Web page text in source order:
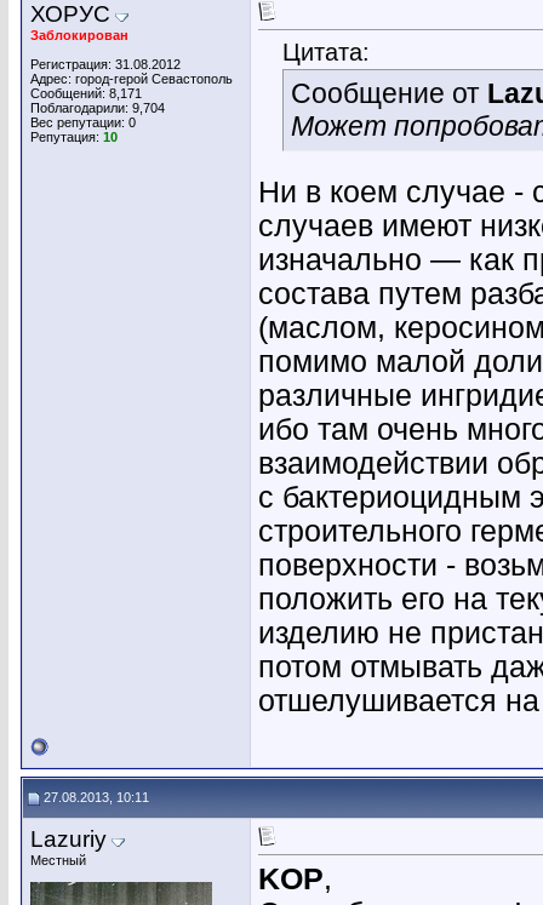
ХОРУС
Заблокирован
Регистрация: 31.08.2012
Адрес: город-герой Севастополь
Сообщений: 8,171
Поблагодарили: 9,704
Вес репутации: 0
Репутация: 10
Цитата:
Сообщение от
Может
Ни в коем случае -
случаев имеют
изначально — как
состава путем
(маслом,
помимо малой доли
различные
ибо там очень
взаимодействии
с бактериоцидным
строительного
поверхности -
положить его на
изделию не
потом отмывать
отшелушивается
27.08.2013, 10:11
Lazuriy
Местный
KOP,